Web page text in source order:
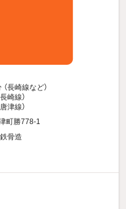
（長崎線など）
崎線）
津線）
町勝778-1
骨造